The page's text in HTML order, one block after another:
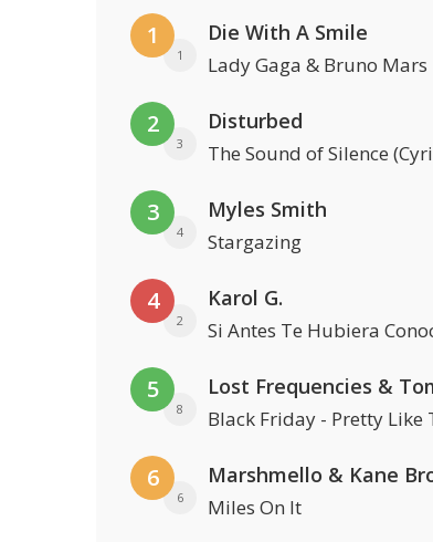
1
1
Die With A Smile
Lady Gaga & Bruno Mars
2
3
Disturbed
The Sound of Silence
3
4
Myles Smith
Stargazing
4
2
Karol G.
Si Antes Te Hubiera
5
8
Lost Frequencies &
Black Friday - Pretty Like
6
6
Marshmello & Kane
Miles On It